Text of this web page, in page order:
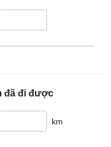
đã đi được
km